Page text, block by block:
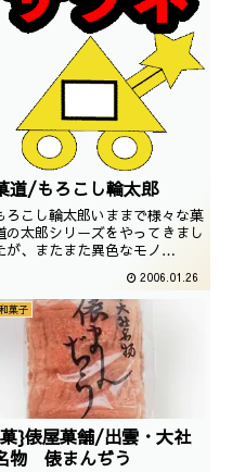
道/もろこし輪太郎
ろこし輪太郎いままで様々な菓
の太郎シリーズをやってきまし
が、またまた異色なモノ
理矢理太郎の名前を付けたとしか
れに こりゃ何ですかトウモロ
シをここまで不気味に出来るの
は素晴らしい才能だと思います
よ。それに うまい具合に目が逝
ってますしなおかつ ペンキ...
2006.01.26
和菓子
}俵屋菓舗/出雲・大社
物 俵まんぢう